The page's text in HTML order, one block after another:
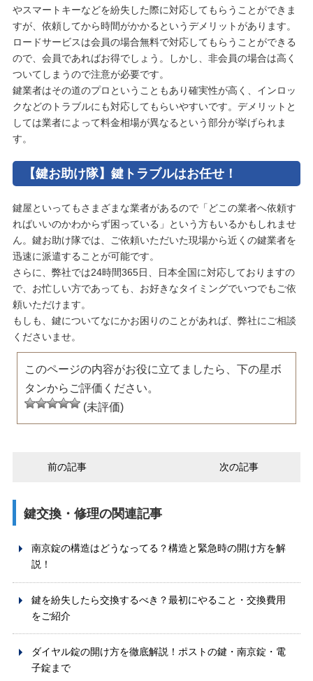
やスマートキーなどを紛失した際に対応してもらうことができま
すが、依頼してから時間がかかるというデメリットがあります。
ロードサービスは会員の場合無料で対応してもらうことができる
ので、会員であればお得でしょう。しかし、非会員の場合は高く
ついてしまうので注意が必要です。
鍵業者はその道のプロということもあり確実性が高く、インロッ
クなどのトラブルにも対応してもらいやすいです。デメリットと
しては業者によって料金相場が異なるという部分が挙げられま
す。
【鍵お助け隊】鍵トラブルはお任せ！
鍵屋といってもさまざまな業者があるので「どこの業者へ依頼す
ればいいのかわからず困っている」という方もいるかもしれませ
ん。鍵お助け隊では、ご依頼いただいた現場から近くの鍵業者を
迅速に派遣することが可能です。
さらに、弊社では24時間365日、日本全国に対応しておりますの
で、お忙しい方であっても、お好きなタイミングでいつでもご依
頼いただけます。
もしも、鍵についてなにかお困りのことがあれば、弊社にご相談
くださいませ。
このページの内容がお役に立てましたら、下の星ボ
タンからご評価ください。
(未評価)
前の記事 次の記事
鍵交換・修理の関連記事
南京錠の構造はどうなってる？構造と緊急時の開け方を解
説！
鍵を紛失したら交換するべき？最初にやること・交換費用
をご紹介
ダイヤル錠の開け方を徹底解説！ポストの鍵・南京錠・電
子錠まで